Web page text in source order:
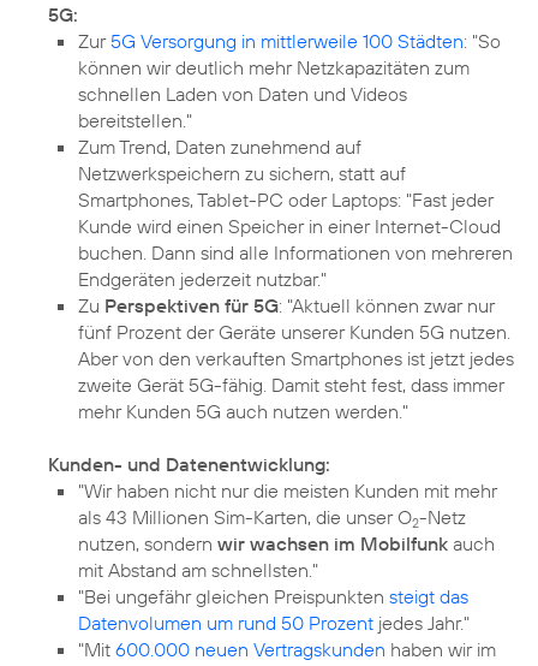
5G:
Zur 5G Versorgung in mittlerweile 100 Städten: "So
können wir deutlich mehr Netzkapazitäten zum
schnellen Laden von Daten und Videos
bereitstellen."
Zum Trend, Daten zunehmend auf
Netzwerkspeichern zu sichern, statt auf
Smartphones, Tablet-PC oder Laptops: "Fast jeder
Kunde wird einen Speicher in einer Internet-Cloud
buchen. Dann sind alle Informationen von mehreren
Endgeräten jederzeit nutzbar."
Zu Perspektiven für 5G: "Aktuell können zwar nur
fünf Prozent der Geräte unserer Kunden 5G nutzen.
Aber von den verkauften Smartphones ist jetzt jedes
zweite Gerät 5G-fähig. Damit steht fest, dass immer
mehr Kunden 5G auch nutzen werden."
Kunden- und Datenentwicklung:
"Wir haben nicht nur die meisten Kunden mit mehr
als 43 Millionen Sim-Karten, die unser O2-Netz
nutzen, sondern wir wachsen im Mobilfunk auch
mit Abstand am schnellsten."
"Bei ungefähr gleichen Preispunkten steigt das
Datenvolumen um rund 50 Prozent jedes Jahr."
"Mit 600.000 neuen Vertragskunden haben wir im